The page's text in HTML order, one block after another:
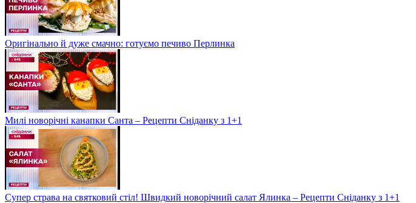
Оригінально й дуже смачно: готуємо печиво Перлинка
Милі новорічні канапки Санта – Рецепти Сніданку з 1+1
Супер страва на святковий стіл! Швидкий новорічний салат Ялинка – Рецепти Сніданку з 1+1